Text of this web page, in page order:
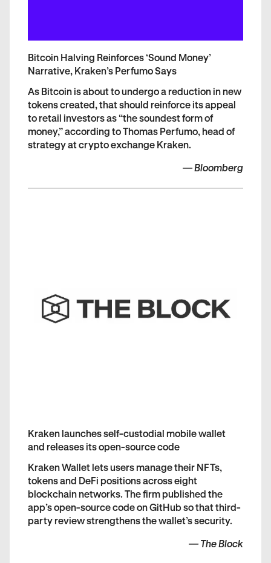
Bitcoin Halving Reinforces ‘Sound Money’
Narrative, Kraken’s Perfumo Says
As Bitcoin is about to undergo a reduction in new
tokens created, that should reinforce its appeal
to retail investors as “the soundest form of
money,” according to Thomas Perfumo, head of
strategy at crypto exchange Kraken.
—Bloomberg
Kraken launches self-custodial mobile wallet
and releases its open-source code
Kraken Wallet lets users manage their NFTs,
tokens and DeFi positions across eight
blockchain networks. The firm published the
app’s open-source code on GitHub so that third-
party review strengthens the wallet’s security.
— The Block